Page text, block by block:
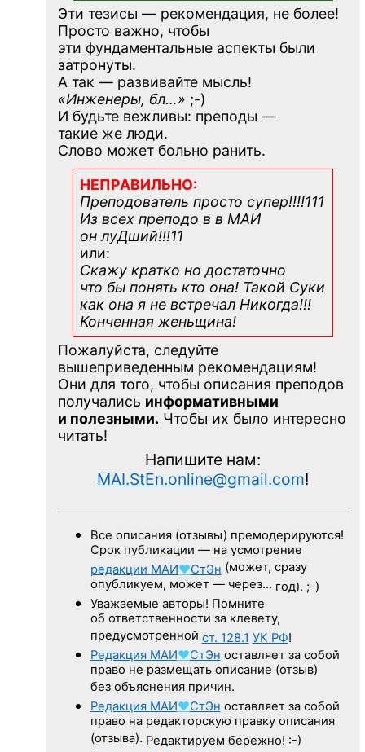
Эти тезисы — рекомендация, не более!
Просто важно, чтобы
эти фундаментальные аспекты были
затронуты.
А так — развивайте мысль!
«Инженеры, бл…» ;-)
И будьте вежливы: преподы —
такие же люди.
Слово может больно ранить.
НЕПРАВИЛЬНО:
Преподователь просто супер!!!!111
Из всех преподо в в МАИ
он луДший!!!11
или:
Скажу кратко но достаточно
что бы понять кто она! Такой Суки
как она я не встречал Никогда!!!
Конченная женьщина!
Пожалуйста, следуйте
вышеприведенным рекомендациям!
Они для того, чтобы описания преподов
получались информативными
и полезными. Чтобы их было интересно
читать!
Напишите нам:
MAI.StEn.online@gmail.com!
Все описания (отзывы) премодерируются!
Срок публикации — на усмотрение
редакции МАИ♥СтЭн (может, сразу
опубликуем, может — через… год). ;-)
Уважаемые авторы! Помните
об ответственности за клевету,
предусмотренной ст. 128.1 УК РФ!
Редакция МАИ♥СтЭн оставляет за собой
право не размещать описание (отзыв)
без объяснения причин.
Редакция МАИ♥СтЭн оставляет за собой
право на редакторскую правку описания
(отзыва). Редактируем бережно! :-)